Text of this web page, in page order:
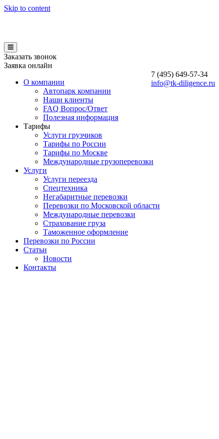
Skip to content
Заказать звонок
Заявка онлайн
7 (495) 649-57-34
info@tk-diligence.ru
О компании
Автопарк компании
Наши клиенты
FAQ Вопрос/Ответ
Полезная информация
Тарифы
Услуги грузчиков
Тарифы по России
Тарифы по Москве
Международные грузоперевозки
Услуги
Услуги переезда
Спецтехника
Негабаритные перевозки
Перевозки по Московской области
Международные перевозки
Страхование груза
Таможенное оформление
Перевозки по России
Статьи
Новости
Контакты